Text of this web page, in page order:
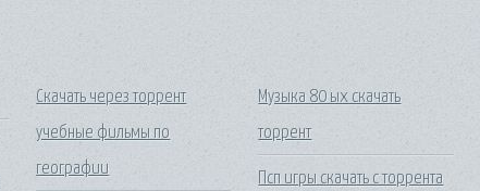
Скачать через торрент
учебные фильмы по
географии
Музыка 80 ых скачать
торрент
Псп игры скачать с торрента